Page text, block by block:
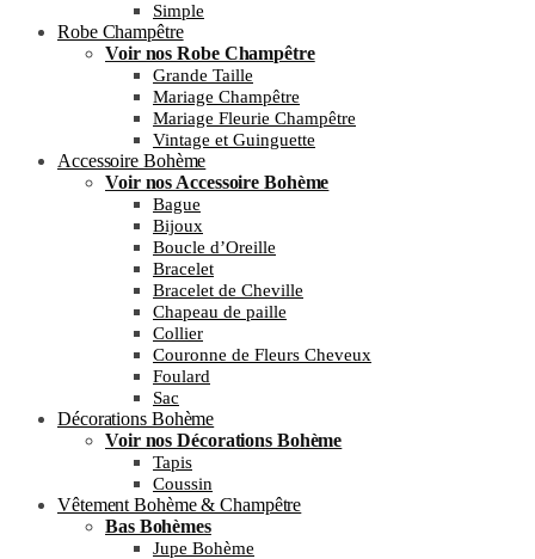
Simple
Robe Champêtre
Voir nos Robe Champêtre
Grande Taille
Mariage Champêtre
Mariage Fleurie Champêtre
Vintage et Guinguette
Accessoire Bohème
Voir nos Accessoire Bohème
Bague
Bijoux
Boucle d’Oreille
Bracelet
Bracelet de Cheville
Chapeau de paille
Collier
Couronne de Fleurs Cheveux
Foulard
Sac
Décorations Bohème
Voir nos Décorations Bohème
Tapis
Coussin
Vêtement Bohème & Champêtre
Bas Bohèmes
Jupe Bohème